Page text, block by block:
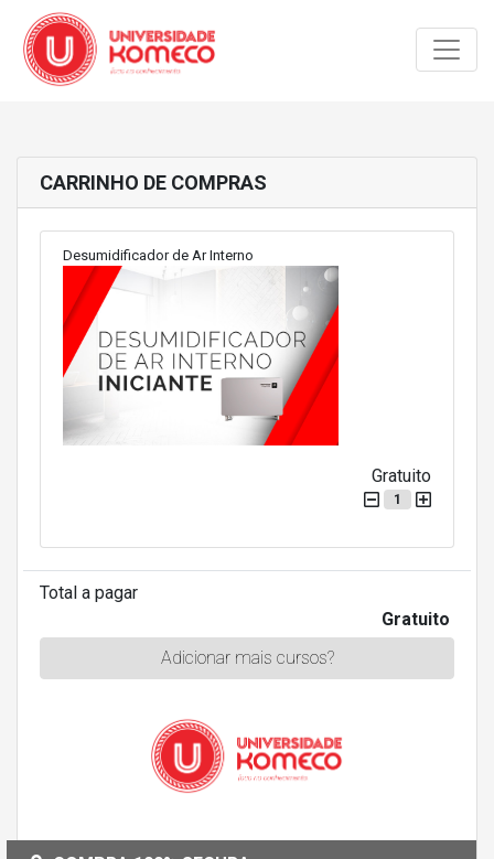
CARRINHO DE COMPRAS
Desumidificador de Ar Interno
Gratuito
1
Total a pagar
Gratuito
Adicionar mais cursos?